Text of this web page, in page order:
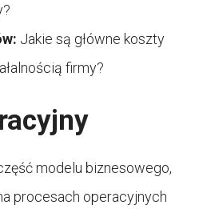
Jakie są główne koszty
firmy?
modelu biznesowego,
procesach operacyjnych